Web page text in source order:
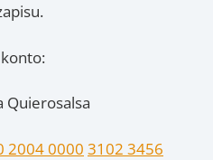
Quierosalsa
2004 0000 3102 3456